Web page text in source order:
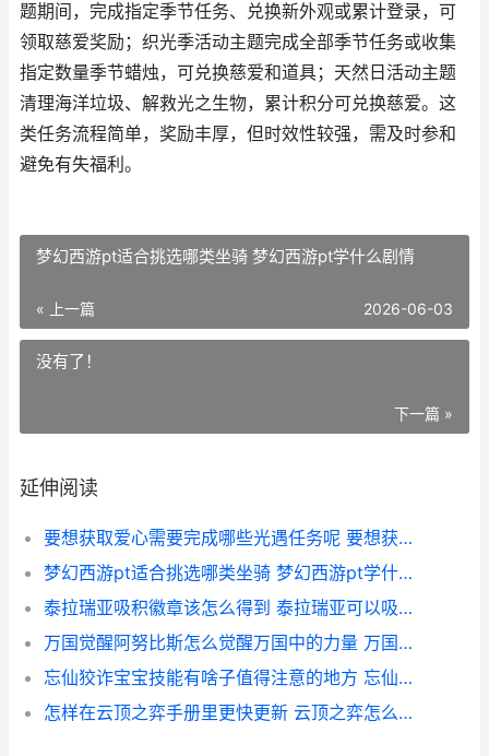
题期间，完成指定季节任务、兑换新外观或累计登录，可
领取慈爱奖励；织光季活动主题完成全部季节任务或收集
指定数量季节蜡烛，可兑换慈爱和道具；天然日活动主题
清理海洋垃圾、解救光之生物，累计积分可兑换慈爱。这
类任务流程简单，奖励丰厚，但时效性较强，需及时参和
避免有失福利。
梦幻西游pt适合挑选哪类坐骑 梦幻西游pt学什么剧情
« 上一篇 2026-06-03
没有了！
下一篇 »
延伸阅读
要想获取爱心需要完成哪些光遇任务呢 要想获取爱心需要什么
梦幻西游pt适合挑选哪类坐骑 梦幻西游pt学什么剧情
泰拉瑞亚吸积徽章该怎么得到 泰拉瑞亚可以吸掉落物品的
万国觉醒阿努比斯怎么觉醒万国中的力量 万国觉醒阿努比怎么打
忘仙狡诈宝宝技能有啥子值得注意的地方 忘仙宠物技能合成攻略
怎样在云顶之弈手册里更快更新 云顶之弈怎么进去玩